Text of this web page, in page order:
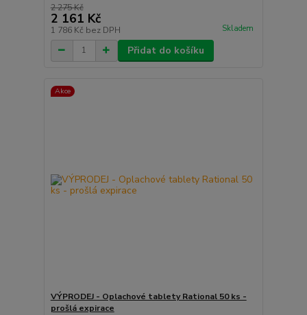
2 275 Kč
2 161 Kč
1 786 Kč bez DPH Skladem
Přidat do košíku
Akce
VÝPRODEJ - Oplachové tablety Rational 50 ks -
prošlá expirace